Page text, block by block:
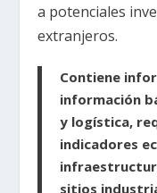
a potenciales
extranjeros.
Contiene
información
y logística,
indicadores
sitios